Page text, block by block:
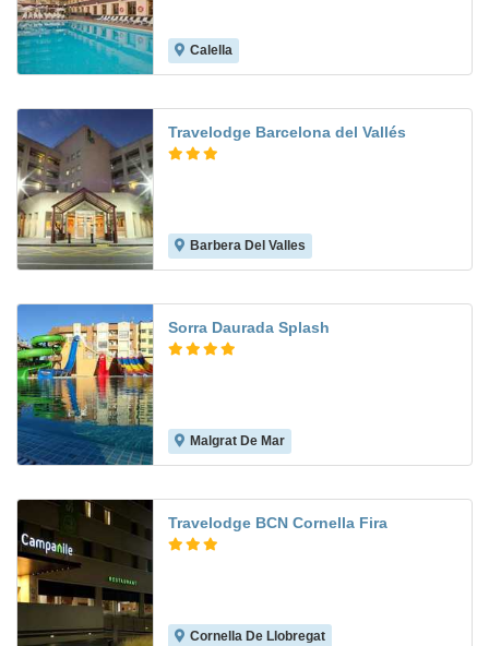
Calella
Travelodge Barcelona del Vallés
Barbera Del Valles
Sorra Daurada Splash
Malgrat De Mar
Travelodge BCN Cornella Fira
Cornella De Llobregat